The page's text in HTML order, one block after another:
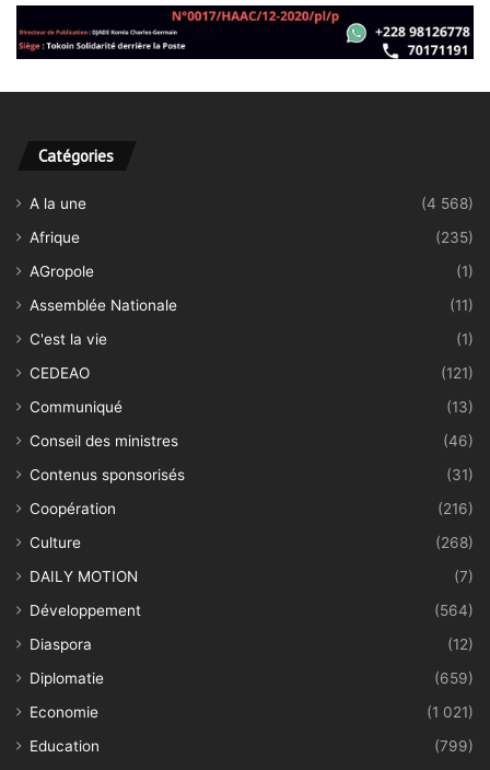
Catégories
A la une
(4 568)
Afrique
(235)
AGropole
(1)
Assemblée Nationale
(11)
C'est la vie
(1)
CEDEAO
(121)
Communiqué
(13)
Conseil des ministres
(46)
Contenus sponsorisés
(31)
Coopération
(216)
Culture
(268)
DAILY MOTION
(7)
Développement
(564)
Diaspora
(12)
Diplomatie
(659)
Economie
(1 021)
Education
(799)